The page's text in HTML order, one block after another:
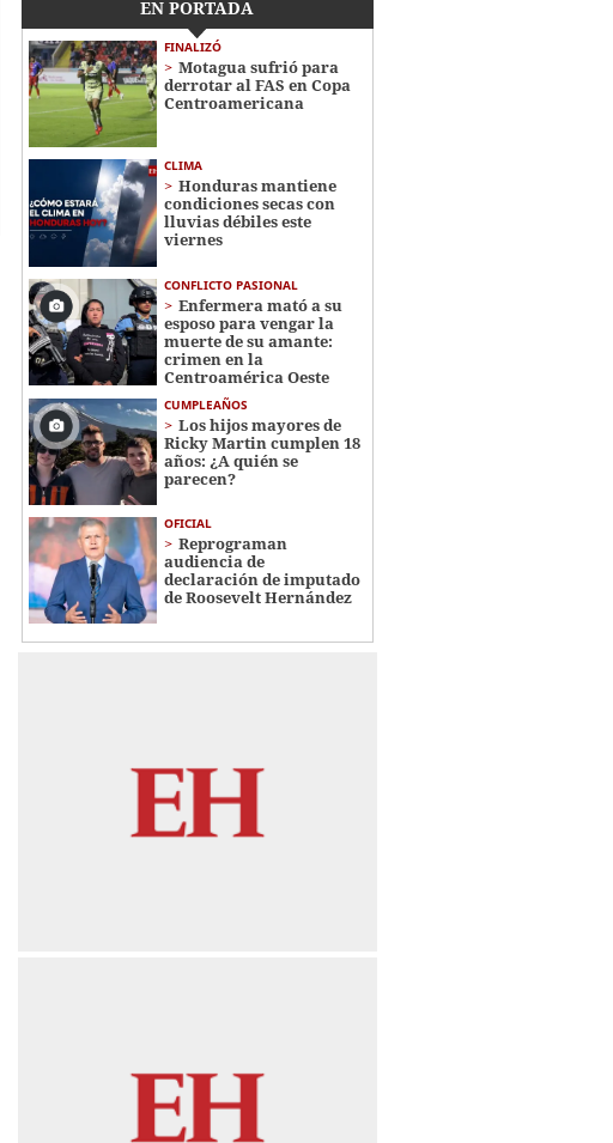
EN PORTADA
FINALIZÓ
Motagua sufrió para
derrotar al FAS en Copa
Centroamericana
CLIMA
Honduras mantiene
condiciones secas con
lluvias débiles este
viernes
CONFLICTO PASIONAL
Enfermera mató a su
esposo para vengar la
muerte de su amante:
crimen en la
Centroamérica Oeste
CUMPLEAÑOS
Los hijos mayores de
Ricky Martin cumplen 18
años: ¿A quién se
parecen?
OFICIAL
Reprograman
audiencia de
declaración de imputado
de Roosevelt Hernández